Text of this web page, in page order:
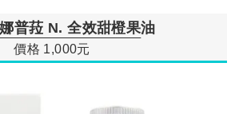
普菈 N. 全效甜橙果油
價格 1,000元